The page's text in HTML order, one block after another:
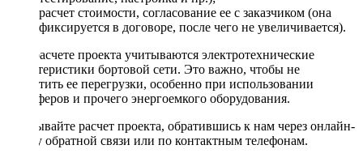
расчет стоимости, согласование ее с заказчиком (она
фиксируется в договоре, после чего не увеличивается).
При расчете проекта учитываются электротехнические
характеристики бортовой сети. Это важно, чтобы не
допустить ее перегрузки, особенно при использовании
сабвуферов и прочего энергоемкого оборудования.
Заказывайте расчет проекта, обратившись к нам через онлайн-
форму обратной связи или по контактным телефонам.